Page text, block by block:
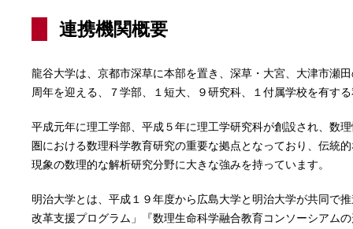
連携機関概要
龍谷大学は、京都市深草に本部を置き、深草・大宮、大津市瀬
周年を迎える、７学部、１短大、９研究科、１付属学校を有す
平成元年に理工学部、平成５年に理工学研究科が創設され、数
圏における数理科学教育研究の重要な拠点となっており、伝統
現象の数理的な解析研究分野に大きな強みを持っています。
明治大学とは、平成１９年度から広島大学と明治大学が共同で
改革支援プログラム」『数理生命科学融合教育コンソーシアム